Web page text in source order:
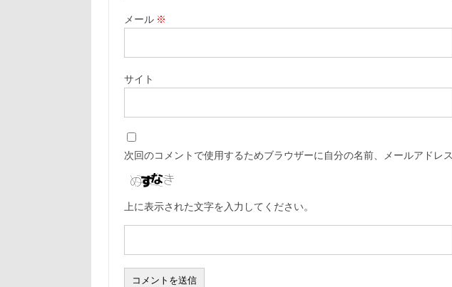
メール ※
サイト
次回のコメントで使用するためブラウザーに自分の名前、メールアドレ
上に表示された文字を入力してください。